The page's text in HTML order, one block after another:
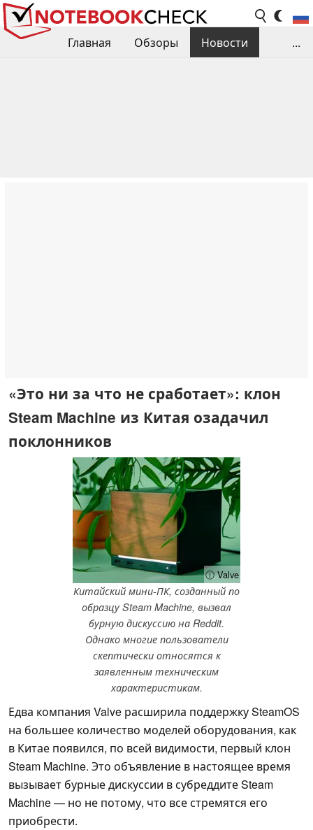
Главная Обзоры
Новости
...
«Это ни за что не сработает»: клон
Steam Machine из Китая озадачил
поклонников
ⓘ Valve
Китайский мини-ПК, созданный по
образцу Steam Machine, вызвал
бурную дискуссию на Reddit.
Однако многие пользователи
скептически относятся к
заявленным техническим
характеристикам.
Едва компания Valve расширила поддержку SteamOS
на большее количество моделей оборудования, как
в Китае появился, по всей видимости, первый клон
Steam Machine. Это объявление в настоящее время
вызывает бурные дискуссии в субреддите Steam
Machine — но не потому, что все стремятся его
приобрести.